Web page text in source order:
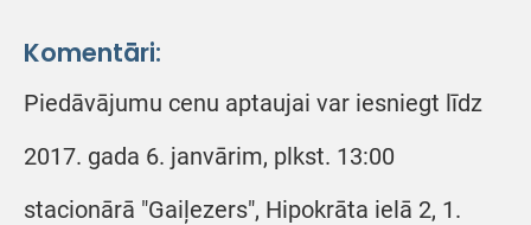
Komentāri:
Piedāvājumu cenu aptaujai var iesniegt līdz
2017. gada 6. janvārim, plkst. 13:00
stacionārā "Gaiļezers", Hipokrāta ielā 2, 1.